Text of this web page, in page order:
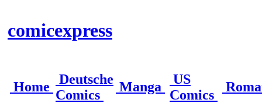
comicexpress
Home
Deutsche
Comics
Manga
US
Comics